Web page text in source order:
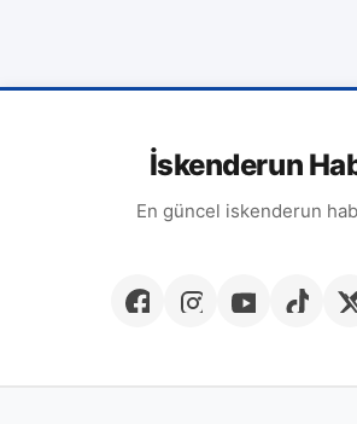
İskenderun
En güncel iskenderun